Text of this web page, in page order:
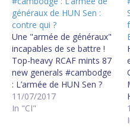
généraux de HUN Sen :
contre qui ?
Une "armée de généraux"
incapables de se battre !
Top-heavy RCAF mints 87
new generals #cambodge
: L’armée de HUN Sen ?
Elle est constituée de
Généraux incapables de se
11/07/2017
In "CI"